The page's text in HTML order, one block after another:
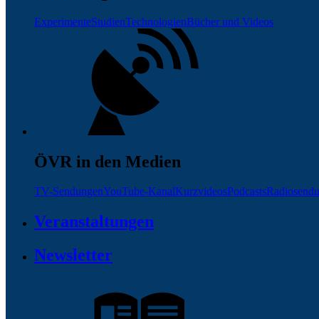
ExperimenteStudienTechnologienBücher und Videos
ÖVR in den Medien
TV-SendungenYouTube-KanalKurzvideosPodcasts
Veranstaltungen
Newsletter